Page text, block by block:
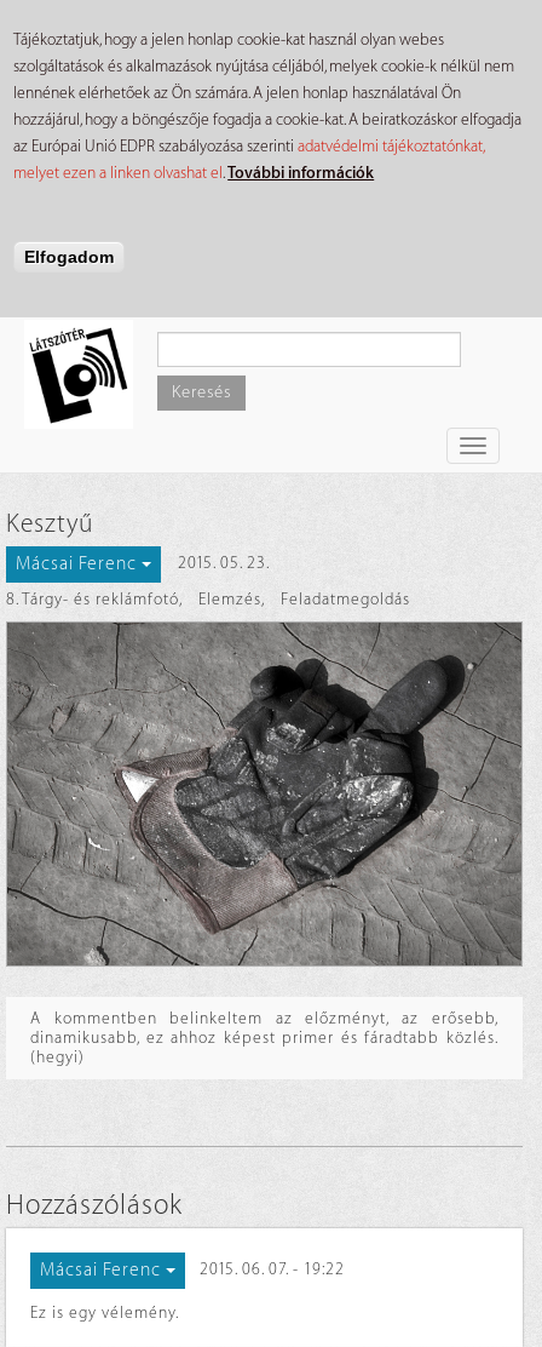
Tájékoztatjuk, hogy a jelen honlap cookie-kat használ olyan webes
szolgáltatások és alkalmazások nyújtása céljából, melyek cookie-k nélkül nem
lennének elérhetőek az Ön számára. A jelen honlap használatával Ön
hozzájárul, hogy a böngészője fogadja a cookie-kat. A beiratkozáskor elfogadja
az Európai Unió EDPR szabályozása szerintiadatvédelmi tájékoztatónkat,
melyet ezen a linken olvashat el.További információk
Elfogadom
tartalomra
Keresés
Toggle
Kesztyű
Mácsai Ferenc
2015. 05. 23.
8. Tárgy- és reklámfotó, Elemzés, Feladatmegoldás
A kommentben belinkeltem az előzményt, az erősebb,
dinamikusabb, ez ahhoz képest primer és fáradtabb közlés.
(hegyi)
Hozzászólások
Mácsai Ferenc 2015. 06. 07. - 19:22
Ez is egy vélemény.